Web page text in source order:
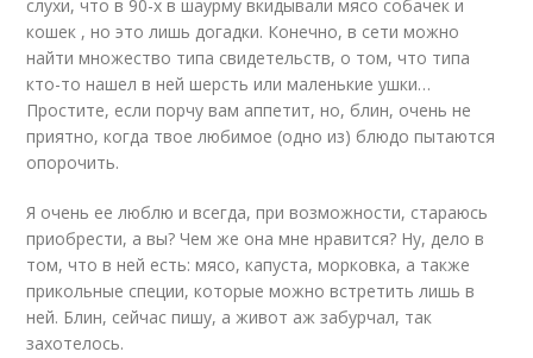
слухи, что в 90-х в шаурму вкидывали мясо собачек и
кошек , но это лишь догадки. Конечно, в сети можно
найти множество типа свидетельств, о том, что типа
кто-то нашел в ней шерсть или маленькие ушки…
Простите, если порчу вам аппетит, но, блин, очень не
приятно, когда твое любимое (одно из) блюдо пытаются
опорочить.
Я очень ее люблю и всегда, при возможности, стараюсь
приобрести, а вы? Чем же она мне нравится? Ну, дело в
том, что в ней есть: мясо, капуста, морковка, а также
прикольные специи, которые можно встретить лишь в
ней. Блин, сейчас пишу, а живот аж забурчал, так
захотелось.